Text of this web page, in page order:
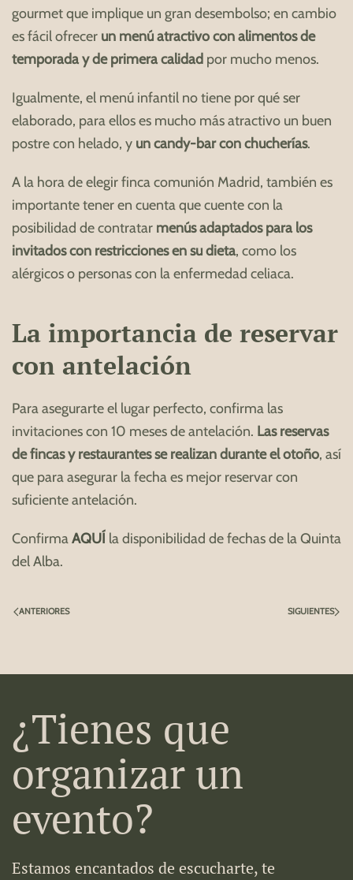
gourmet que implique un gran desembolso; en cambio
es fácil ofrecer un menú atractivo con alimentos de
temporada y de primera calidad por mucho menos.
Igualmente, el menú infantil no tiene por qué ser
elaborado, para ellos es mucho más atractivo un buen
postre con helado, y un candy-bar con chucherías.
A la hora de elegir finca comunión Madrid, también es
importante tener en cuenta que cuente con la
posibilidad de contratar menús adaptados para los
invitados con restricciones en su dieta, como los
alérgicos o personas con la enfermedad celiaca.
La importancia de reservar
con antelación
Para asegurarte el lugar perfecto, confirma las
invitaciones con 10 meses de antelación. Las reservas
de fincas y restaurantes se realizan durante el otoño, así
que para asegurar la fecha es mejor reservar con
suficiente antelación.
ConfirmaAQUÍ la disponibilidad de fechas de la Quinta
del Alba.
ANTERIORES SIGUIENTES
¿Tienes que
organizar un
evento?
Estamos encantados de escucharte, te